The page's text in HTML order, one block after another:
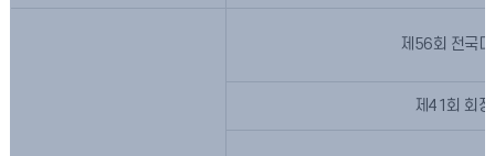
제56회 전국
제41회 회